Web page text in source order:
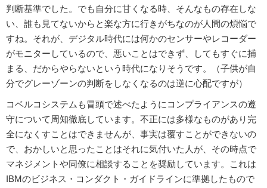
判断基準でした。でも自分に甘くなる時、そんなもの存在しな
い、誰も見てないからと楽な方に行きがちなのが人間の煩悩で
すね。それが、デジタル時代には何かのセンサーやレコーダー
がモニターしているので、悪いことはできず、してもすぐに捕
まる、だからやらないという時代になりそうです。（子供が自
分でグレーゾーンの判断をしなくなるのは逆に心配ですが）
コベルコシステムも冒頭で述べたようにコンプライアンスの遵
守について周知徹底しています。不正には多様なものがあり完
全になくすことはできませんが、事実は覆すことができないの
で、おかしいと思ったことはそれに気付いた人が、その時点で
マネジメントや同僚に相談することを奨励しています。これは
IBMのビジネス・コンダクト・ガイドラインに準拠したもので